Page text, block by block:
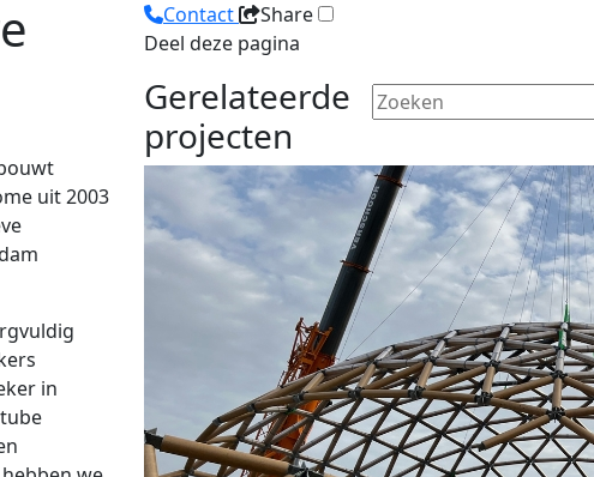
uit 2003
in
Contact
Share
Deel deze pagina
Gerelateerde
projecten